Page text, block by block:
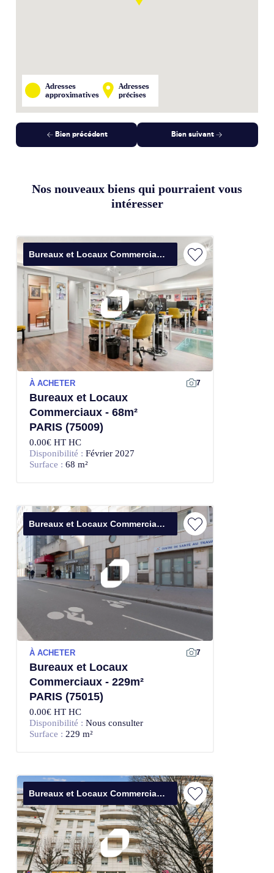
Adresses
approximatives
Adresses
précises
Bien précédent Bien suivant
Nos nouveaux biens qui pourraient vous
intéresser
Bureaux et Locaux Commerciaux
À ACHETER 7
Bureaux et Locaux
Commerciaux - 68m²
PARIS (75009)
0.00€ HT HC
Disponibilité : Février 2027
Surface : 68 m²
Bureaux et Locaux Commerciaux
À ACHETER 7
Bureaux et Locaux
Commerciaux - 229m²
PARIS (75015)
0.00€ HT HC
Disponibilité : Nous consulter
Surface : 229 m²
Bureaux et Locaux Commerciaux